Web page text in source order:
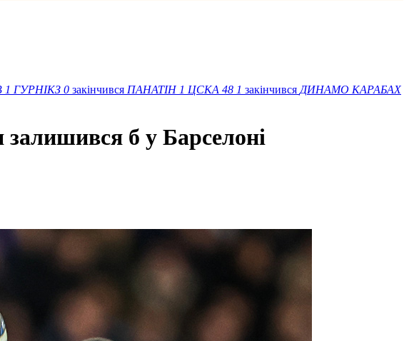
1 ГУРНІКЗ 0 закінчився ПАНАТІН 1 ЦСКА 48 1 закінчився ДИНАМО КАРАБАХ
б у Барселоні